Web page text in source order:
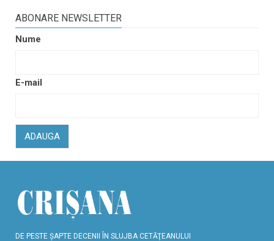
ABONARE NEWSLETTER
Nume
E-mail
ADAUGA
DE PESTE ŞAPTE DECENII ÎN SLUJBA CETĂŢEANULUI